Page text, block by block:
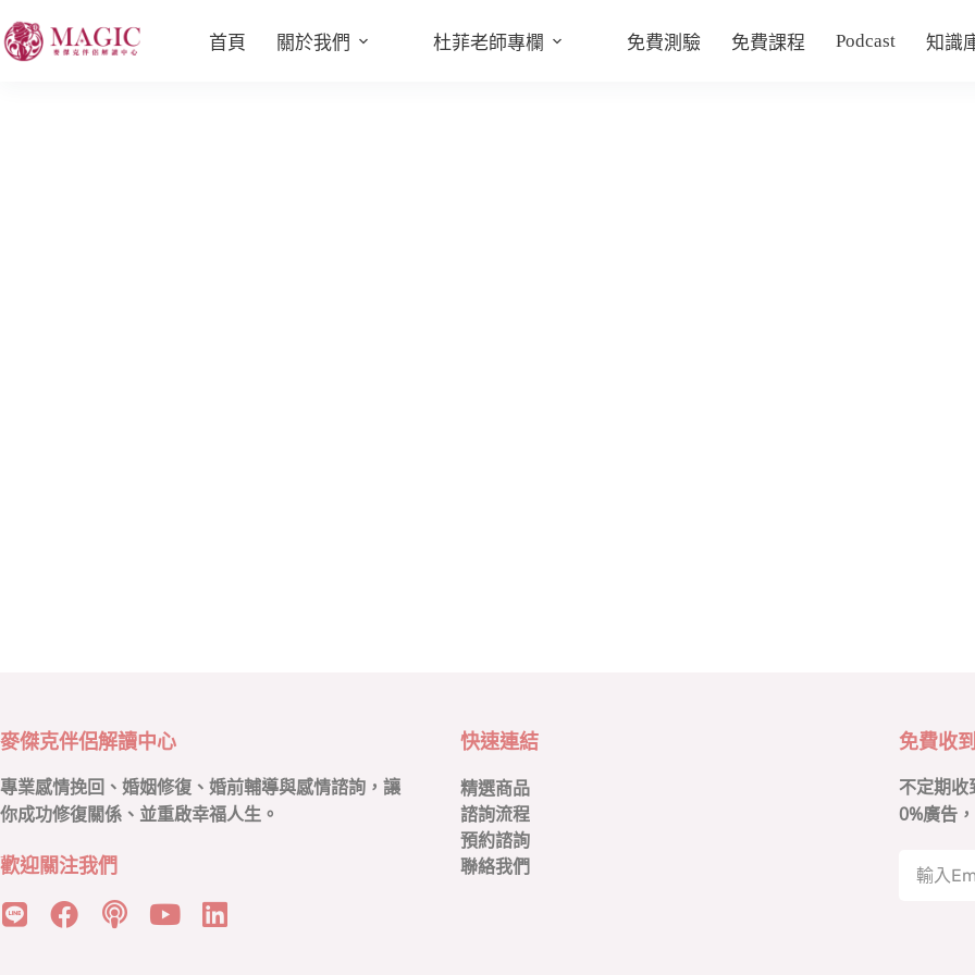
首頁 關於我們 杜菲老師專欄 免費測驗 免費課程 Podcast 知識
麥傑克伴侶解讀中心
專業感情挽回、婚姻修復、婚前輔導與感情諮詢，讓
你成功修復關係、並重啟幸福人生。
歡迎關注我們
快速連結
精選商品
諮詢流程
預約諮詢
聯絡我們
免費收
不定期收
0%廣告